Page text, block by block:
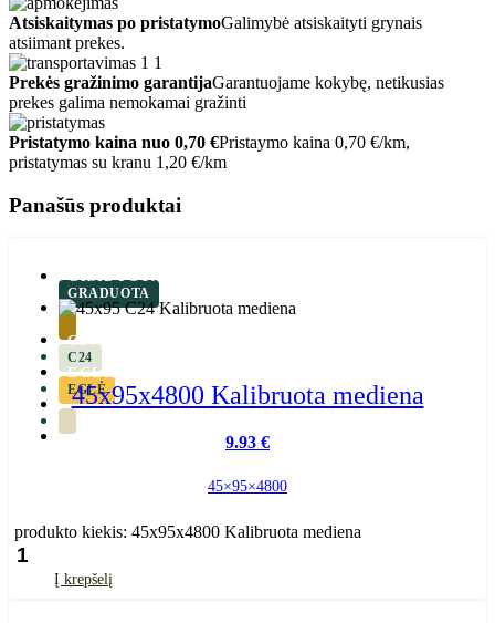
Atsiskaitymas po pristatymoGalimybė atsiskaityti grynais
atsiimant prekes.
Prekės gražinimo garantijaGarantuojame kokybę, netikusias
prekes galima nemokamai gražinti
Pristatymo kaina nuo 0,70 €Pristaymo kaina 0,70 €/km,
pristatymas su kranu 1,20 €/km
Panašūs produktai
GRADUOTA
C24
EGLĖ
GRADUOTA
C24
EGLĖ
45x95x4800 Kalibruota mediena
9.93 €
45×95×4800
produkto kiekis: 45x95x4800 Kalibruota mediena
Į krepšelį